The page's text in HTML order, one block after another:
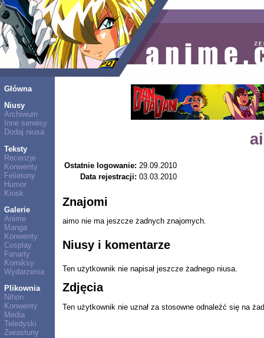
Główna
Niusy
Archiwum
Inne serwisy
Dodaj niusa
Teksty
Recenzje
Konwenty
Felietony
Humor
Kiosk
Galerie
Anime
Manga
Konwenty
Cosplay
Fanarty
Komiksy
Wydarzenia
Plikownia
Nihon
Konwenty
Media
Teledyski
Zwiastuny
Ostatnie logowanie: 29.09.2010
Data rejestracji: 03.03.2010
Znajomi
aimo nie ma jeszcze żadnych znajomych.
Niusy i komentarze
Ten użytkownik nie napisał jeszcze żadnego niusa.
Zdjęcia
Ten użytkownik nie uznał za stosowne odnaleźć się na